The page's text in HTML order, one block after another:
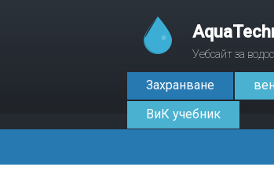
Уебсайт за
Захранване
ВиК учебник